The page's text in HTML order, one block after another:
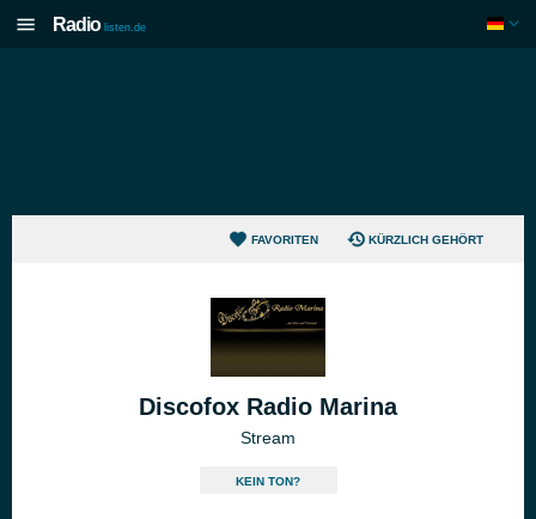
Radio listen.de
FAVORITEN KÜRZLICH GEHÖRT
Discofox Radio Marina
Stream
KEIN TON?